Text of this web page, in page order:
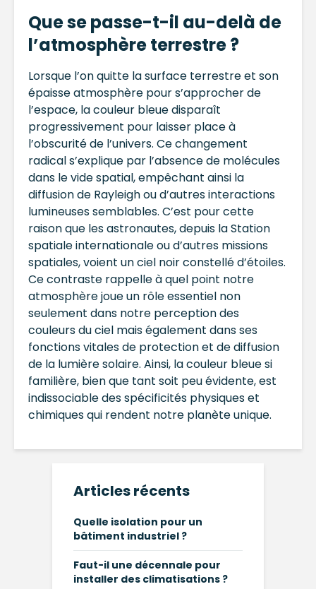
Que se passe-t-il au-delà de
l’atmosphère terrestre ?
Lorsque l’on quitte la surface terrestre et son
épaisse atmosphère pour s’approcher de
l’espace, la couleur bleue disparaît
progressivement pour laisser place à
l’obscurité de l’univers. Ce changement
radical s’explique par l’absence de molécules
dans le vide spatial, empêchant ainsi la
diffusion de Rayleigh ou d’autres interactions
lumineuses semblables. C’est pour cette
raison que les astronautes, depuis la Station
spatiale internationale ou d’autres missions
spatiales, voient un ciel noir constellé d’étoiles.
Ce contraste rappelle à quel point notre
atmosphère joue un rôle essentiel non
seulement dans notre perception des
couleurs du ciel mais également dans ses
fonctions vitales de protection et de diffusion
de la lumière solaire. Ainsi, la couleur bleue si
familière, bien que tant soit peu évidente, est
indissociable des spécificités physiques et
chimiques qui rendent notre planète unique.
Articles récents
Quelle isolation pour un
bâtiment industriel ?
Faut-il une décennale pour
installer des climatisations ?